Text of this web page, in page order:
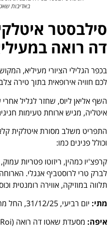
באדיבות
סילבסטר
דה רואה
בכפר הגלילי הציורי מעיליא,
לכם חוויה אירופאית בתוך טירה
השף אליאן ליוס, שחזר לגליל אחרי
איטליה, מגיש ארוחת טעימות חגיגית בת
התפריט משלב מסורת איטלקית
וכולל פנינים כמו:
קרפצ'יו כמהין, ריזוטו פטריות
תלווה במוזיקה, אווירה רומנטית
מתי: יום רביעי, 31/12/25, החל מהשעה 20:00
איפה: מסעדת שאטו דה רואה (Château du Roi), מעיליא